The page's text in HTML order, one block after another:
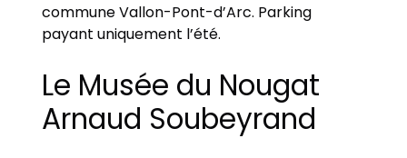
commune Vallon-Pont-d’Arc. Parking
payant uniquement l’été.
Le Musée du Nougat
Arnaud Soubeyrand